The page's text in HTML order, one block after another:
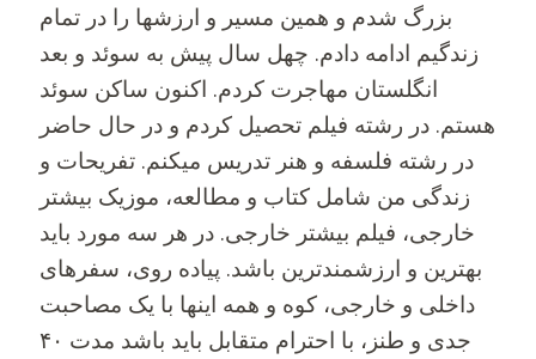
بزرگ شدم و همین مسیر و ارزشها را در تمام
زندگیم ادامه دادم. چهل سال پیش به سوئد و بعد
انگلستان مهاجرت کردم. اکنون ساکن سوئد
هستم. در رشته فیلم تحصیل کردم و در حال حاضر
در رشته فلسفه و هنر تدریس میکنم. تفریحات و
زندگی من شامل کتاب و مطالعه، موزیک بیشتر
خارجی، فیلم بیشتر خارجی. در هر سه مورد باید
بهترین و ارزشمندترین باشد. پیاده روی، سفرهای
داخلی و خارجی، کوه و همه اینها با یک مصاحبت
جدی و طنز، با احترام متقابل باید باشد مدت ۴۰